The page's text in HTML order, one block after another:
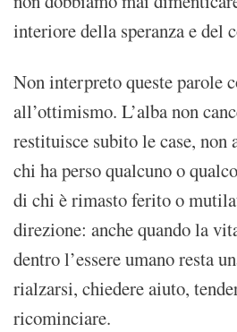
interiore della speranza e del
Non interpreto queste parole
all’ottimismo. L’alba non
restituisce subito le case,
chi ha perso qualcuno o
di chi è rimasto ferito o
direzione: anche quando la
dentro l’essere umano resta
rialzarsi, chiedere aiuto,
ricominciare.